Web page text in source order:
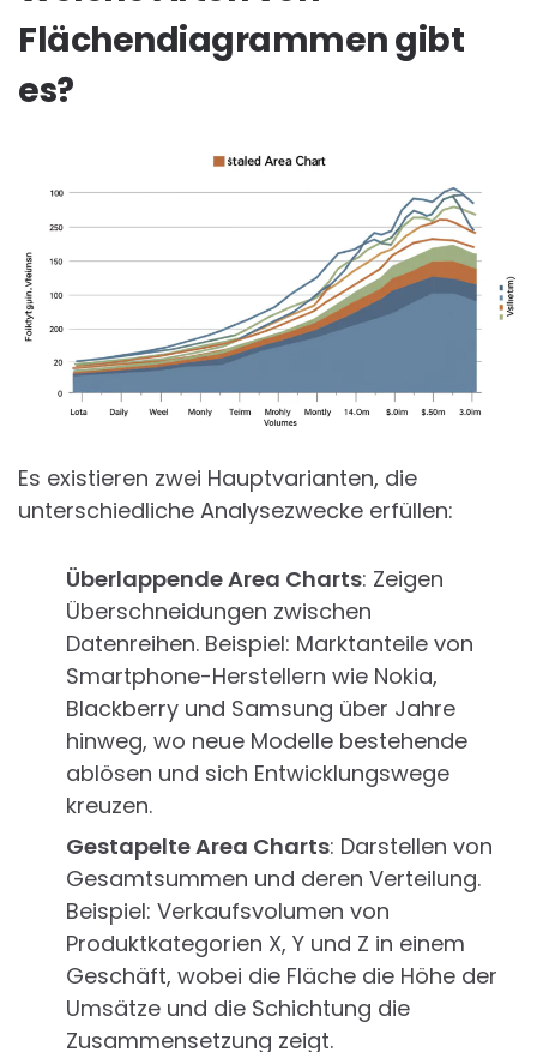
Flächendiagrammen gibt
es?
Es existieren zwei Hauptvarianten, die
unterschiedliche Analysezwecke erfüllen:
Überlappende Area Charts: Zeigen
Überschneidungen zwischen
Datenreihen. Beispiel: Marktanteile von
Smartphone-Herstellern wie Nokia,
Blackberry und Samsung über Jahre
hinweg, wo neue Modelle bestehende
ablösen und sich Entwicklungswege
kreuzen.
Gestapelte Area Charts: Darstellen von
Gesamtsummen und deren Verteilung.
Beispiel: Verkaufsvolumen von
Produktkategorien X, Y und Z in einem
Geschäft, wobei die Fläche die Höhe der
Umsätze und die Schichtung die
Zusammensetzung zeigt.